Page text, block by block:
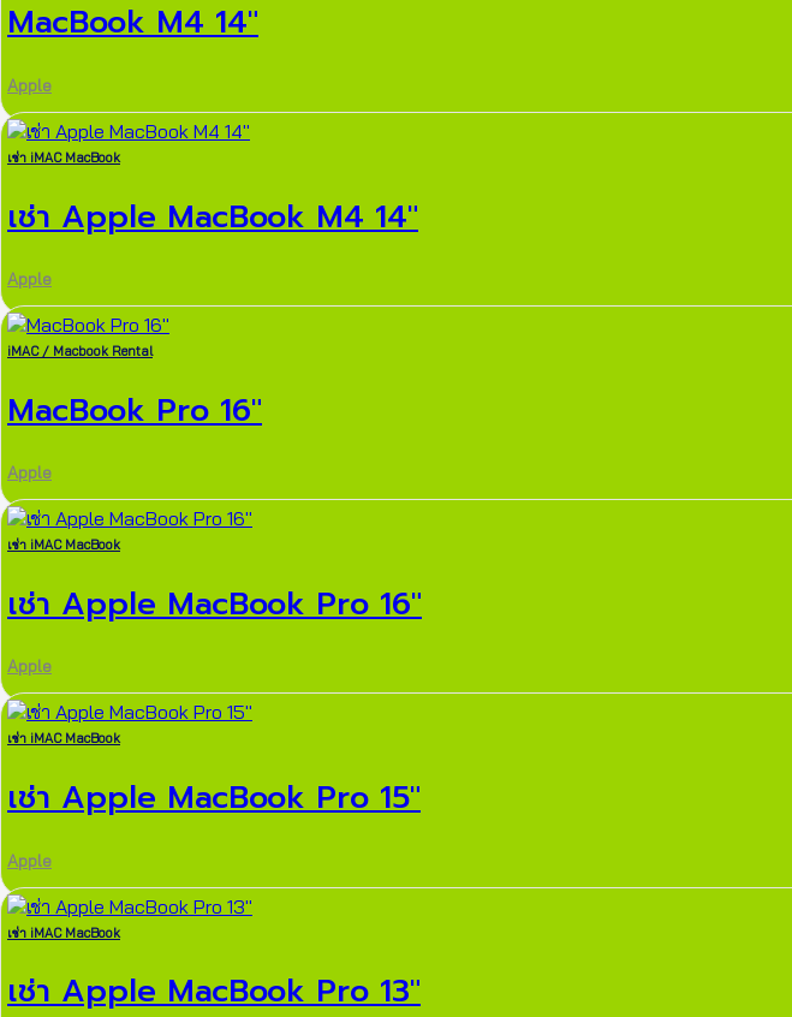
MacBook M4 14″
Apple
เช่า iMAC MacBook
เช่า Apple MacBook M4 14″
Apple
iMAC / Macbook Rental
MacBook Pro 16″
Apple
เช่า iMAC MacBook
เช่า Apple MacBook Pro 16″
Apple
เช่า iMAC MacBook
เช่า Apple MacBook Pro 15″
Apple
เช่า iMAC MacBook
เช่า Apple MacBook Pro 13″